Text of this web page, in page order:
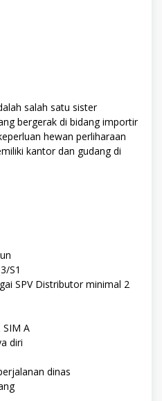
salah satu sister
bergerak di bidang importir
hewan perliharaan
kantor dan gudang di
S1
SPV Distributor minimal 2
A
diri
dinas